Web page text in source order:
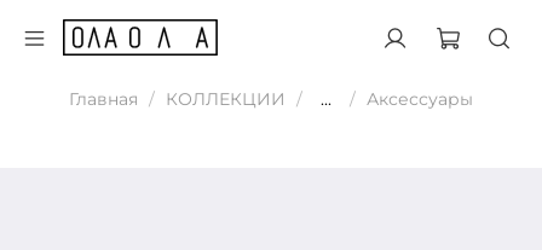
Главная КОЛЛЕКЦИИ ... Аксессуары